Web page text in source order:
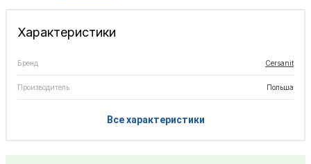
Характеристики
Бренд Cersanit
Производитель Польша
Все характеристики